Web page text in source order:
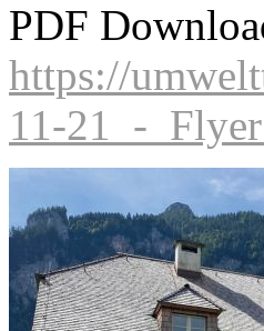
PDF
https://
11-21_-